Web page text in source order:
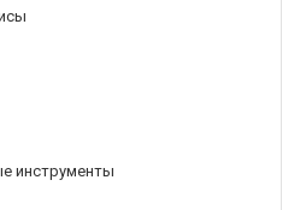
инструменты